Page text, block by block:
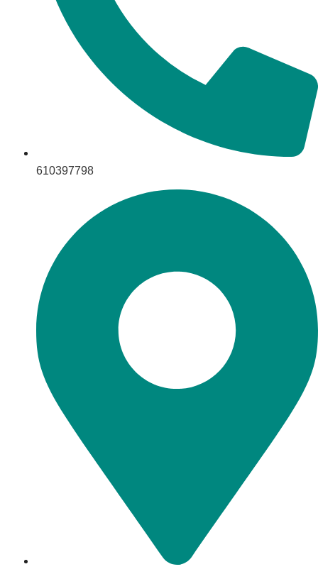
610397798